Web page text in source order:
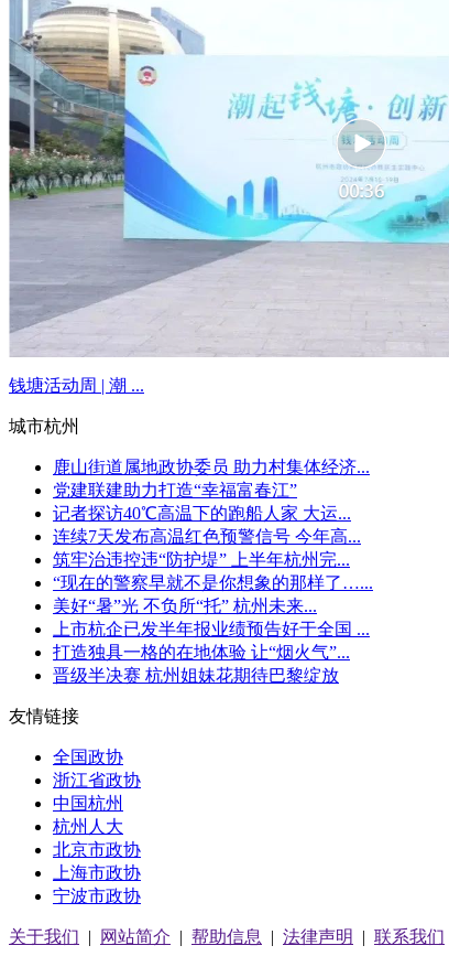
钱塘活动周 | 潮 ...
城市杭州
鹿山街道属地政协委员 助力村集体经济...
党建联建助力打造“幸福富春江”
记者探访40℃高温下的跑船人家 大运...
连续7天发布高温红色预警信号 今年高...
筑牢治违控违“防护堤” 上半年杭州完...
“现在的警察早就不是你想象的那样了…...
美好“暑”光 不负所“托” 杭州未来...
上市杭企已发半年报业绩预告好于全国 ...
打造独具一格的在地体验 让“烟火气”...
晋级半决赛 杭州姐妹花期待巴黎绽放
友情链接
全国政协
浙江省政协
中国杭州
杭州人大
北京市政协
上海市政协
宁波市政协
关于我们 | 网站简介 | 帮助信息 | 法律声明 | 联系我们